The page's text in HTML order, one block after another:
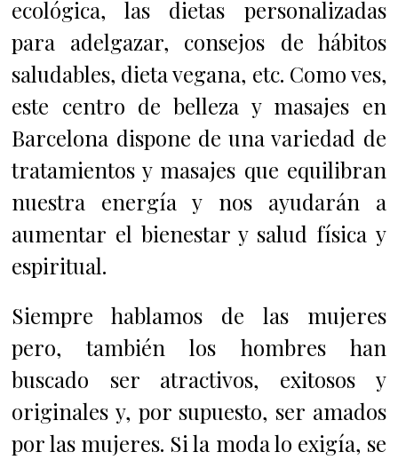
ecológica, las dietas personalizadas
para adelgazar, consejos de hábitos
saludables, dieta vegana, etc. Como ves,
este centro de belleza y masajes en
Barcelona dispone de una variedad de
tratamientos y masajes que equilibran
nuestra energía y nos ayudarán a
aumentar el bienestar y salud física y
espiritual.
Siempre hablamos de las mujeres
pero, también los hombres han
buscado ser atractivos, exitosos y
originales y, por supuesto, ser amados
por las mujeres. Si la moda lo exigía, se